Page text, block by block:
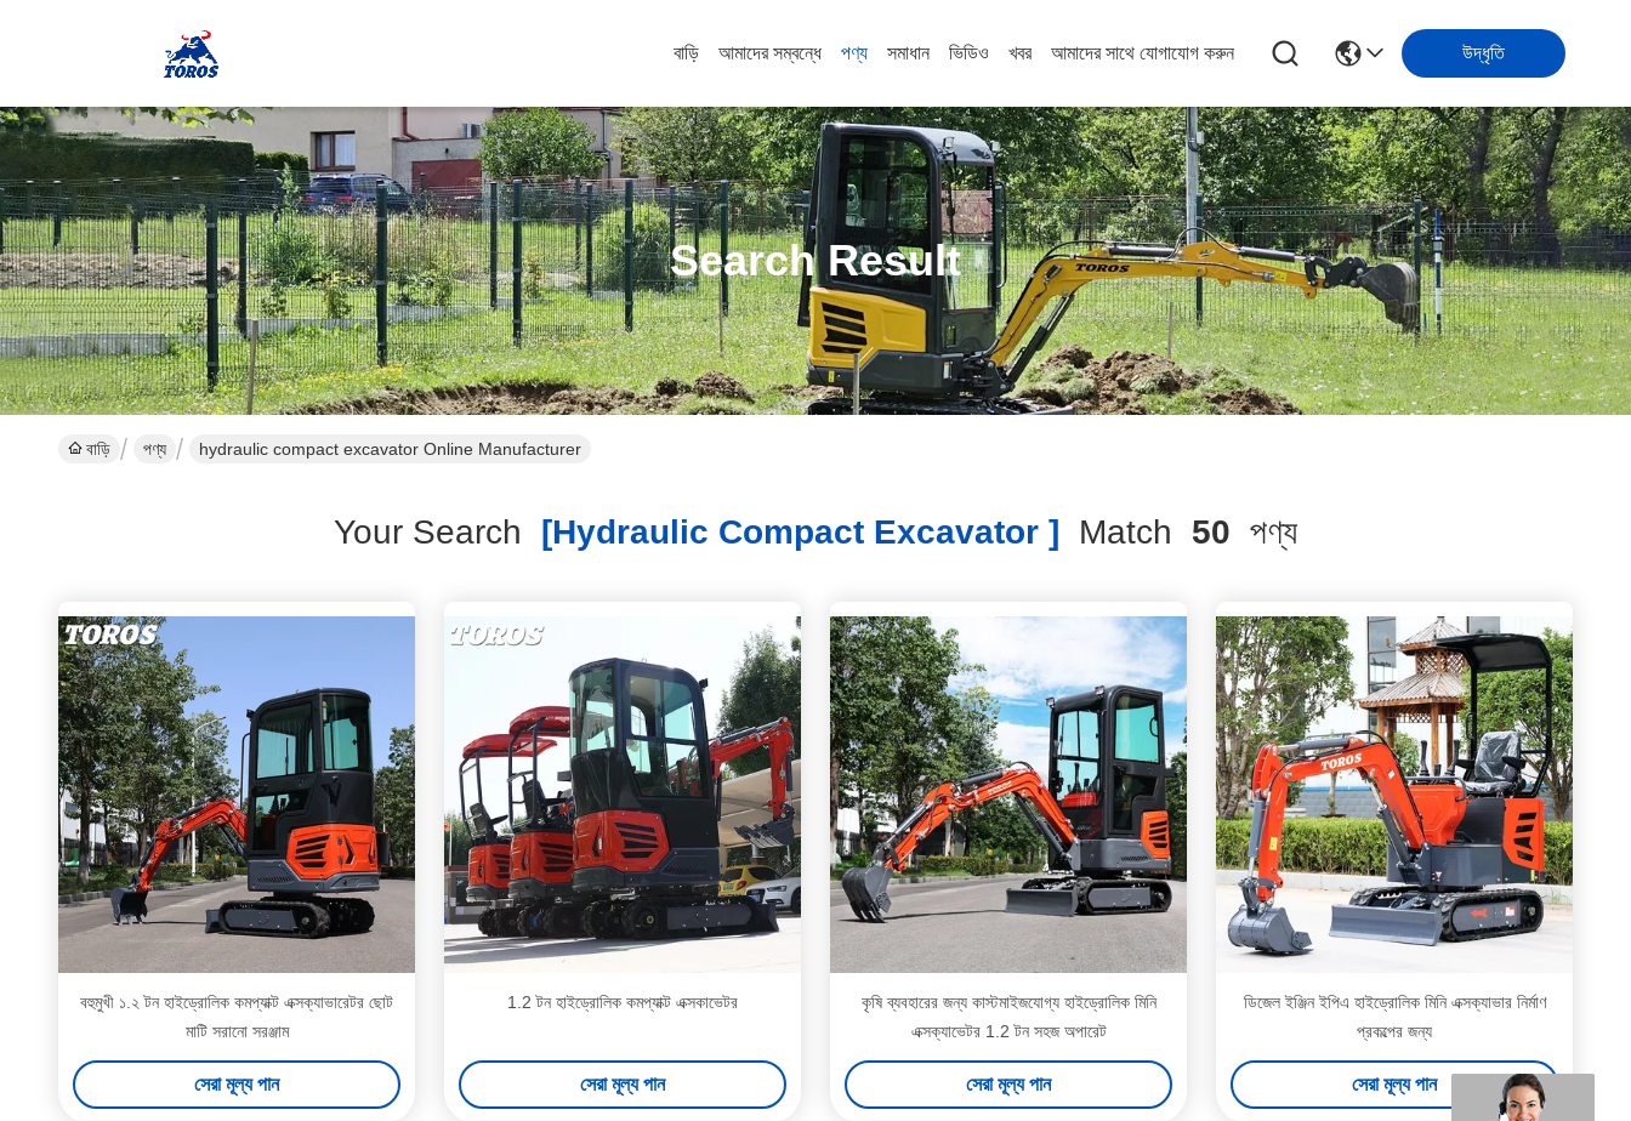
বাড়ি আমাদের সম্বন্ধে পণ্য সমাধান ভিডিও খবর আমাদের সাথে যোগাযোগ করুন উদ্ধৃতি
Search Result
বাড়ি পণ্য hydraulic compact excavator Online Manufacturer
Your Search [hydraulic Compact Excavator ] Match 50 পণ্য
বহুমুখী ১.২ টন হাইড্রোলিক কমপ্যাক্ট এক্সক্যাভারেটর ছোট
মাটি সরানো সরঞ্জাম
সেরা মূল্য পান
1.2 টন হাইড্রোলিক কমপ্যাক্ট এক্সকাভেটর
সেরা মূল্য পান
কৃষি ব্যবহারের জন্য কাস্টমাইজযোগ্য হাইড্রোলিক মিনি
এক্সক্যাভেটর 1.2 টন সহজ অপারেট
সেরা মূল্য পান
ডিজেল ইঞ্জিন ইপিএ হাইড্রোলিক মিনি এক্সক্যাভার নির্মাণ
প্রকল্পের জন্য
সেরা মূল্য পান